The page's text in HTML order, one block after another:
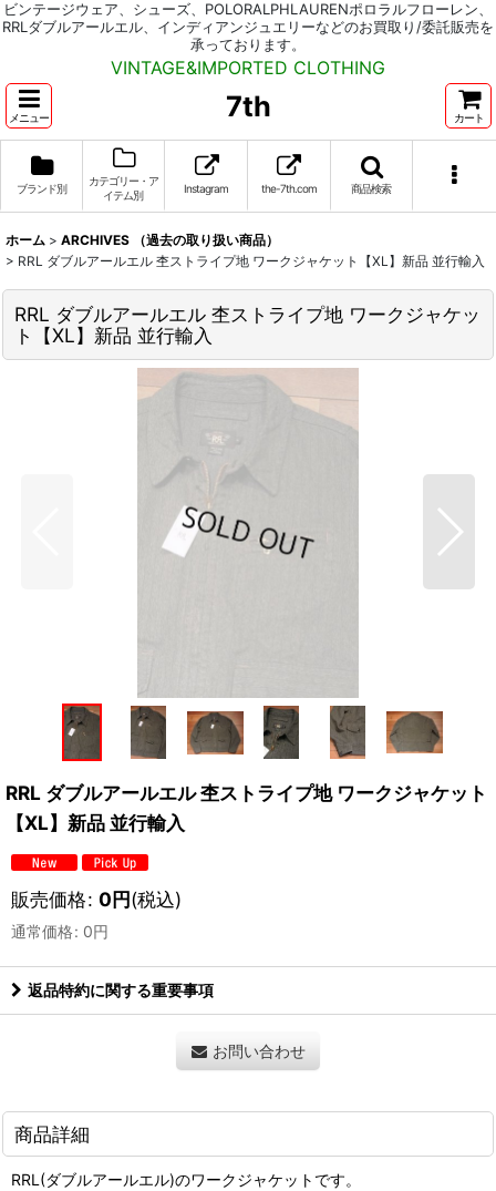
ビンテージウェア、シューズ、POLORALPHLAURENポロラルフローレン、
RRLダブルアールエル、インディアンジュエリーなどのお買取り/委託販売を
承っております。
VINTAGE&IMPORTED CLOTHING
メニュー 7th カート
ブランド別
カテゴリー・ア
イテム別
Instagram the-7th.com 商品検索
ホーム > ARCHIVES （過去の取り扱い商品）
> RRL ダブルアールエル 杢ストライプ地 ワークジャケット【XL】新品 並行輸入
RRL ダブルアールエル 杢ストライプ地 ワークジャケッ
ト【XL】新品 並行輸入
RRL ダブルアールエル 杢ストライプ地 ワークジャケット
【XL】新品 並行輸入
販売価格: 0円(税込)
通常価格: 0円
返品特約に関する重要事項
お問い合わせ
商品詳細
RRL(ダブルアールエル)のワークジャケットです。